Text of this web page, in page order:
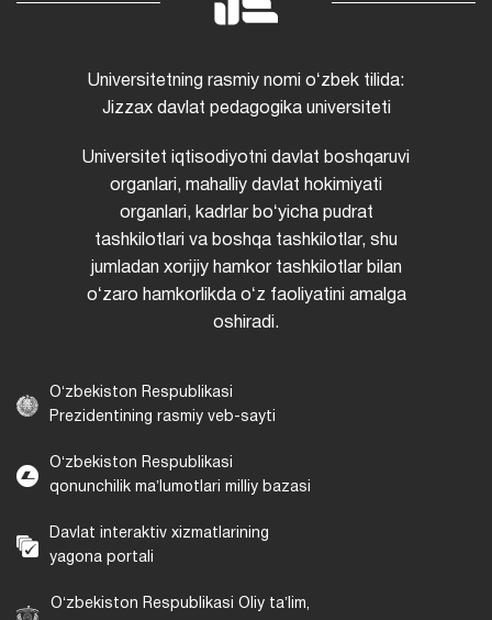
Universitetning rasmiy nomi oʻzbek tilida:
Jizzax davlat pedagogika universiteti
Universitet iqtisodiyotni davlat boshqaruvi
organlari, mahalliy davlat hokimiyati
organlari, kadrlar boʻyicha pudrat
tashkilotlari va boshqa tashkilotlar, shu
jumladan xorijiy hamkor tashkilotlar bilan
oʻzaro hamkorlikda oʻz faoliyatini amalga
oshiradi.
Oʻzbekiston Respublikasi
Prezidentining rasmiy veb-sayti
Oʻzbekiston Respublikasi
qonunchilik maʼlumotlari milliy bazasi
Davlat interaktiv xizmatlarining
yagona portali
Oʻzbekiston Respublikasi Oliy taʼlim,